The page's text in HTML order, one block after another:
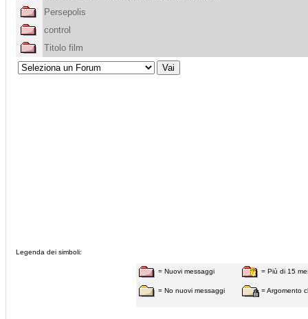
Persepolis
control
Titolo film
Legenda dei simboli:
= Nuovi messaggi
= No nuovi messaggi
= Più di 15
= Argomento